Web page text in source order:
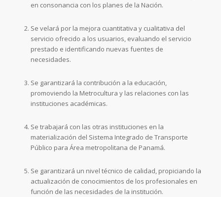
en consonancia con los planes de la Nación.
Se velará por la mejora cuantitativa y cualitativa del
servicio ofrecido a los usuarios, evaluando el servicio
prestado e identificando nuevas fuentes de
necesidades.
Se garantizará la contribución a la educación,
promoviendo la Metrocultura y las relaciones con las
instituciones académicas.
Se trabajará con las otras instituciones en la
materialización del Sistema Integrado de Transporte
Público para Área metropolitana de Panamá.
Se garantizará un nivel técnico de calidad, propiciando la
actualización de conocimientos de los profesionales en
función de las necesidades de la institución.